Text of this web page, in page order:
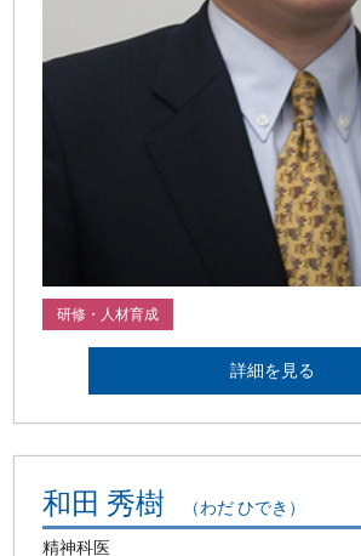
研修・人材育成
詳細を見る
和田 秀樹 （わだ ひでき）
精神科医